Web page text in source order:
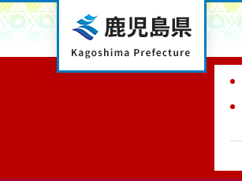
鹿児島県